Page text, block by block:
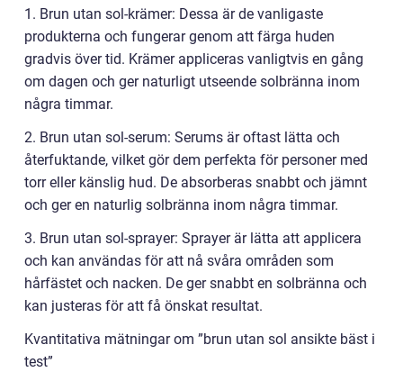
1. Brun utan sol-krämer: Dessa är de vanligaste
produkterna och fungerar genom att färga huden
gradvis över tid. Krämer appliceras vanligtvis en gång
om dagen och ger naturligt utseende solbränna inom
några timmar.
2. Brun utan sol-serum: Serums är oftast lätta och
återfuktande, vilket gör dem perfekta för personer med
torr eller känslig hud. De absorberas snabbt och jämnt
och ger en naturlig solbränna inom några timmar.
3. Brun utan sol-sprayer: Sprayer är lätta att applicera
och kan användas för att nå svåra områden som
hårfästet och nacken. De ger snabbt en solbränna och
kan justeras för att få önskat resultat.
Kvantitativa mätningar om ”brun utan sol ansikte bäst i
test”